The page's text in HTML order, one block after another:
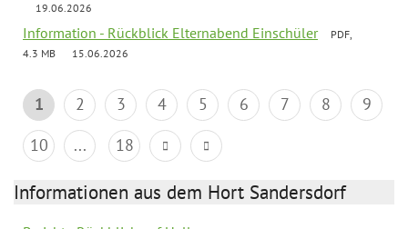
19.06.2026
Information - Rückblick Elternabend Einschüler
PDF,
4.3 MB
15.06.2026
1 2 3 4 5 6 7 8
9
10
... 18
Informationen aus dem Hort Sandersdorf